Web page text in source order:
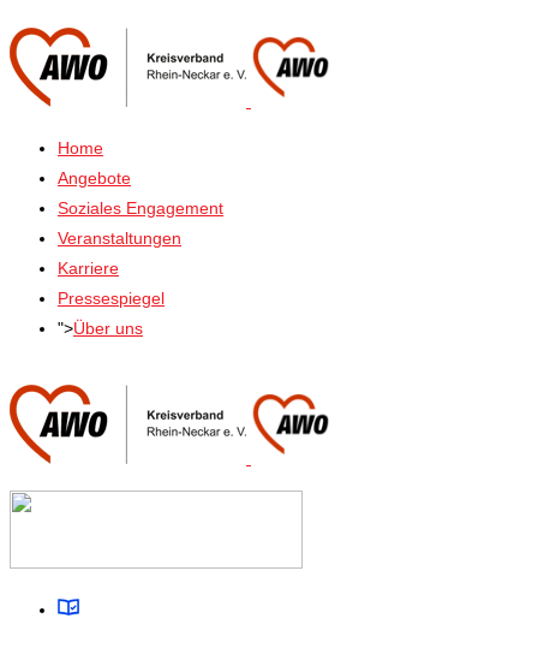
Home
Angebote
Soziales Engagement
Veranstaltungen
Karriere
Pressespiegel
">Über uns